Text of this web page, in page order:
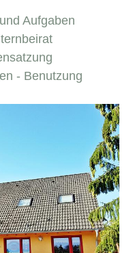
Aufgaben
- Benutzung